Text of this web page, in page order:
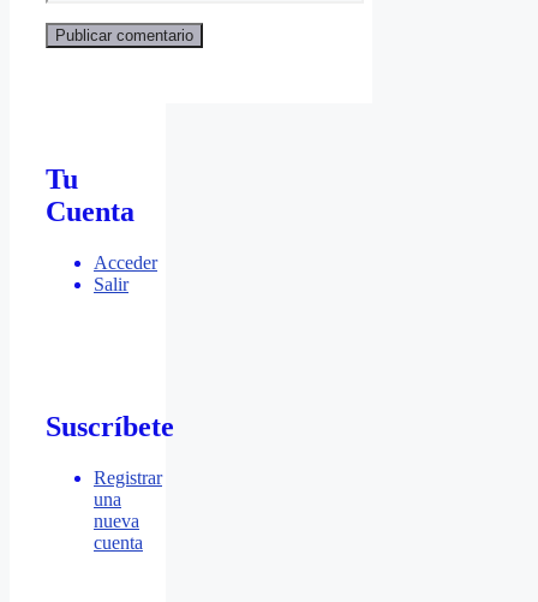
Tu
Cuenta
Acceder
Salir
Suscríbete
Registrar
una
nueva
cuenta